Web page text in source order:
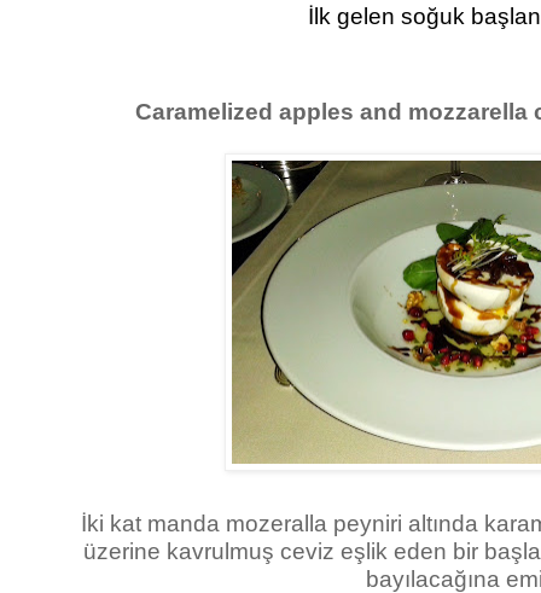
İlk gelen soğuk
Caramelized apples and mozzarella
İki kat manda mozeralla peyniri altında
üzerine kavrulmuş ceviz eşlik eden bir
bayılacağına